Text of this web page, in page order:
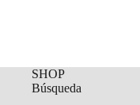
SHOP
Búsqueda